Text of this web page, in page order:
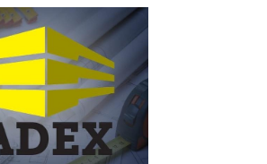
(FOTO)